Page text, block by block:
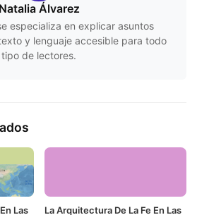
Natalia Álvarez
especializa en explicar asuntos
y lenguaje accesible para todo
tipo de lectores.
Las La Arquitectura De La Fe En Las